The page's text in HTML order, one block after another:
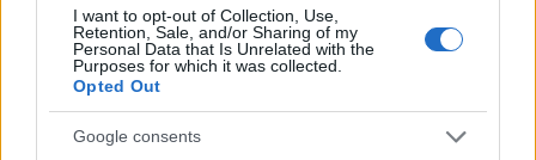
I want to opt-out of Collection, Use,
Retention, Sale, and/or Sharing of my
Personal Data that Is Unrelated with the
Purposes for which it was collected.
Opted Out
Google consents
I vantaggi per i lavoratori
Il Bonus Giorgetti garantisceuno stipendio
mensile più alto, esente da Irpef. L’incremento